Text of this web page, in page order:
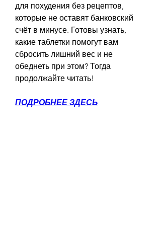
для похудения без рецептов,
которые не оставят банковский
счёт в минусе. Готовы узнать,
какие таблетки помогут вам
сбросить лишний вес и не
обеднеть при этом? Тогда
продолжайте читать!
ПОДРОБНЕЕ ЗДЕСЬ